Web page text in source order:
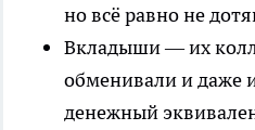
но всё равно не
Вкладыши — их
обменивали и даже
денежный